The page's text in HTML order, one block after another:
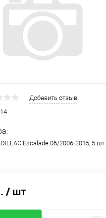
Добавить отзыв
Escalade 06/2006-2015, 5 шт.
/ шт